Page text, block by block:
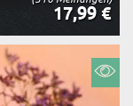
17,99 €